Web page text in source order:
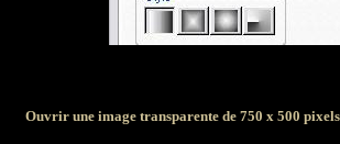
Ouvrir une image transparente de 750 x 500 pixels